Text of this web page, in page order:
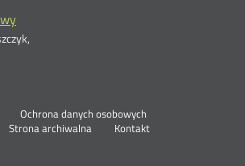
Otwórz
Ochrona danych osobowych
Strona archiwalna
Kontakt